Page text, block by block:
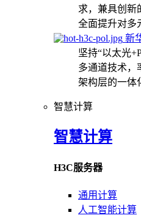
求，兼具创新
全面提升对多
新
坚持“以太光
多通道技术，
架构层的一体
智慧计算
智慧计算
H3C服务器
通用计算
人工智能计算